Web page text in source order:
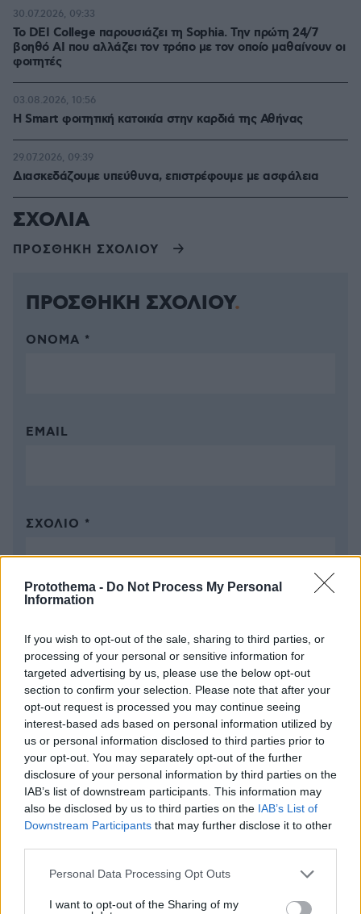
Protothema - Do Not Process My Personal
Information
If you wish to opt-out of the sale, sharing to third parties, or
processing of your personal or sensitive information for
targeted advertising by us, please use the below opt-out
section to confirm your selection. Please note that after your
opt-out request is processed you may continue seeing
interest-based ads based on personal information utilized by
us or personal information disclosed to third parties prior to
your opt-out. You may separately opt-out of the further
disclosure of your personal information by third parties on the
IAB’s list of downstream participants. This information may
also be disclosed by us to third parties on the IAB’s List of
Downstream Participants that may further disclose it to other
Please note that this website/app uses one or more Google
not limited to your visit or usage behaviour. You may click to
Personal Data Processing Opt Outs
I want to opt-out of the Sharing of my
Το DEI College παρουσιάζει τη Sophia. Την πρώτη 24/7
βοηθό AI που αλλάζει τον τρόπο με τον οποίο μαθαίνουν οι
φοιτητές
30.07.2026, 09:33
Η Smart φοιτητική κατοικία στην καρδιά της Αθήνας
03.08.2026, 10:56
Διασκεδάζουμε υπεύθυνα, επιστρέφουμε με ασφάλεια
29.07.2026, 09:39
ΣΧΟΛΙΑ
ΠΡΟΣΘΗΚΗ ΣΧΟΛΙΟΥ
ΠΡΟΣΘΗΚΗ ΣΧΟΛΙΟΥ
ΌΝΟΜΑ *
EMAIL
ΣΧΌΛΙΟ *
Απομένουν2500χαρακτήρες
* Υποχρεωτικά πεδία
ΡΟΗ ΕΙΔΗΣΕΩΝ